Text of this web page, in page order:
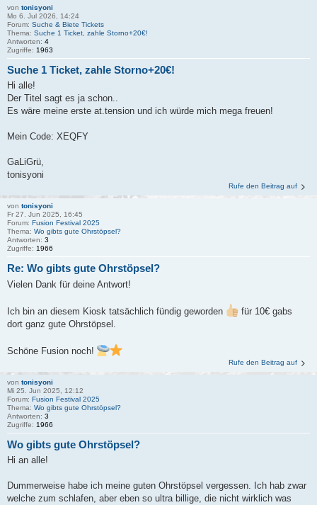
von tonisyoni
Mo 6. Jul 2026, 14:24
Forum: Suche & Biete Tickets
Thema: Suche 1 Ticket, zahle Storno+20€!
Antworten: 4
Zugriffe: 1963
Suche 1 Ticket, zahle Storno+20€!
Hi alle!
Der Titel sagt es ja schon..
Es wäre meine erste at.tension und ich würde mich mega freuen!
Mein Code: XEQFY
GaLiGrü,
tonisyoni
Rufe den Beitrag auf
von tonisyoni
Fr 27. Jun 2025, 16:45
Forum: Fusion Festival 2025
Thema: Wo gibts gute Ohrstöpsel?
Antworten: 3
Zugriffe: 1966
Re: Wo gibts gute Ohrstöpsel?
Vielen Dank für deine Antwort!
Ich bin an diesem Kiosk tatsächlich fündig geworden
für 10€ gabs
dort ganz gute Ohrstöpsel.
Schöne Fusion noch!
Rufe den Beitrag auf
von tonisyoni
Mi 25. Jun 2025, 12:12
Forum: Fusion Festival 2025
Thema: Wo gibts gute Ohrstöpsel?
Antworten: 3
Zugriffe: 1966
Wo gibts gute Ohrstöpsel?
Hi an alle!
Dummerweise habe ich meine guten Ohrstöpsel vergessen. Ich hab zwar
welche zum schlafen, aber eben so ultra billige, die nicht wirklich was